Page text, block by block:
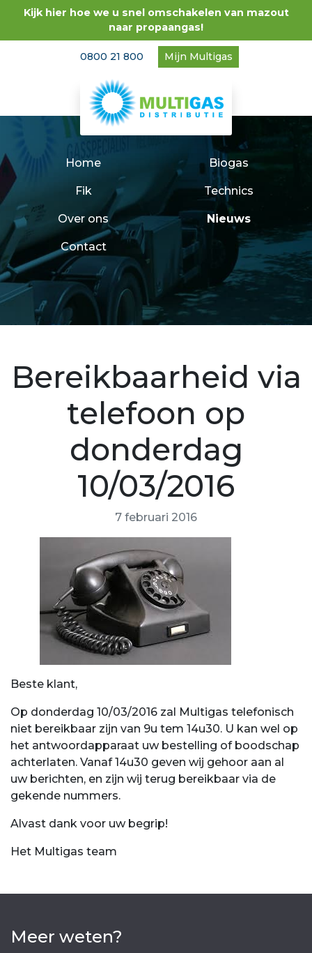
Kijk hier hoe we u snel omschakelen van mazout
naar propaangas!
0800 21 800 Mijn Multigas
Home Biogas
Fik Technics
Over ons Nieuws
Contact
Bereikbaarheid via
telefoon op
donderdag
10/03/2016
7 februari 2016
Beste klant,
Op donderdag 10/03/2016 zal Multigas telefonisch
niet bereikbaar zijn van 9u tem 14u30. U kan wel op
het antwoordapparaat uw bestelling of boodschap
achterlaten. Vanaf 14u30 geven wij gehoor aan al
uw berichten, en zijn wij terug bereikbaar via de
gekende nummers.
Alvast dank voor uw begrip!
Het Multigas team
Meer weten?